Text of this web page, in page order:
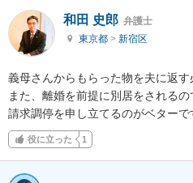
和田 史郎 弁護士
東京都 > 新宿区
義母さんからもらった物を夫に返す
また、離婚を前提に別居をされる
請求調停を申し立てるのがベターで
役に立った 1